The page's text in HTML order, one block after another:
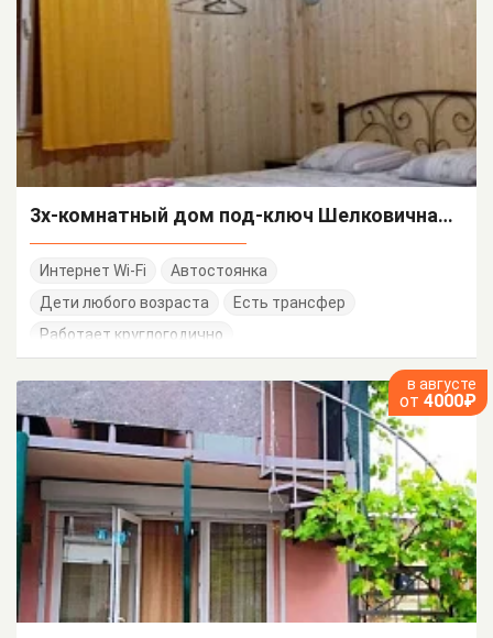
3х-комнатный дом под-ключ Шелковичная 16
Интернет Wi-Fi
Автостоянка
Дети любого возраста
Есть трансфер
Работает круглогодично
в августе
от 4000₽